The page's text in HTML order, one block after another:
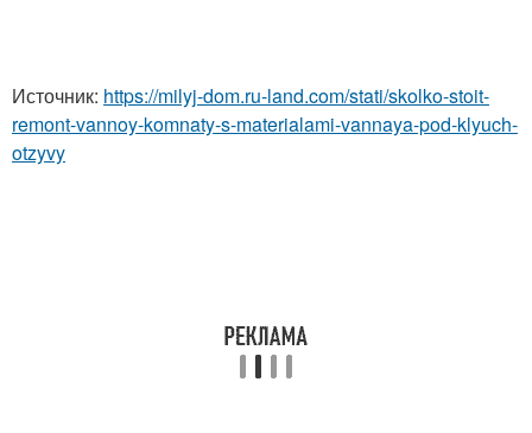
Источник: https://milyj-dom.ru-land.com/stati/skolko-stoit-
remont-vannoy-komnaty-s-materialami-vannaya-pod-klyuch-
otzyvy